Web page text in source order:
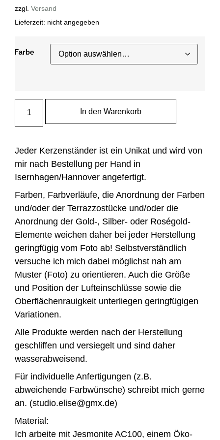
zzgl. Versand
Lieferzeit: nicht angegeben
Farbe
In den Warenkorb
Jeder Kerzenständer ist ein Unikat und wird von
mir nach Bestellung per Hand in
Isernhagen/Hannover angefertigt.
Farben, Farbverläufe, die Anordnung der Farben
und/oder der Terrazzostücke und/oder die
Anordnung der Gold-, Silber- oder Roségold-
Elemente weichen daher bei jeder Herstellung
geringfügig vom Foto ab! Selbstverständlich
versuche ich mich dabei möglichst nah am
Muster (Foto) zu orientieren. Auch die Größe
und Position der Lufteinschlüsse sowie die
Oberflächenrauigkeit unterliegen geringfügigen
Variationen.
Alle Produkte werden nach der Herstellung
geschliffen und versiegelt und sind daher
wasserabweisend.
Für individuelle Anfertigungen (z.B.
abweichende Farbwünsche) schreibt mich gerne
an. (studio.elise@gmx.de)
Material:
Ich arbeite mit Jesmonite AC100, einem Öko-